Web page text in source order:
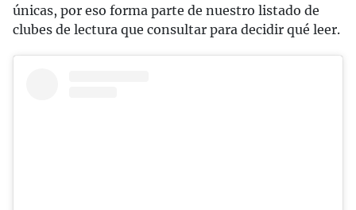
únicas, por eso forma parte de nuestro listado de
clubes de lectura que consultar para decidir qué leer.